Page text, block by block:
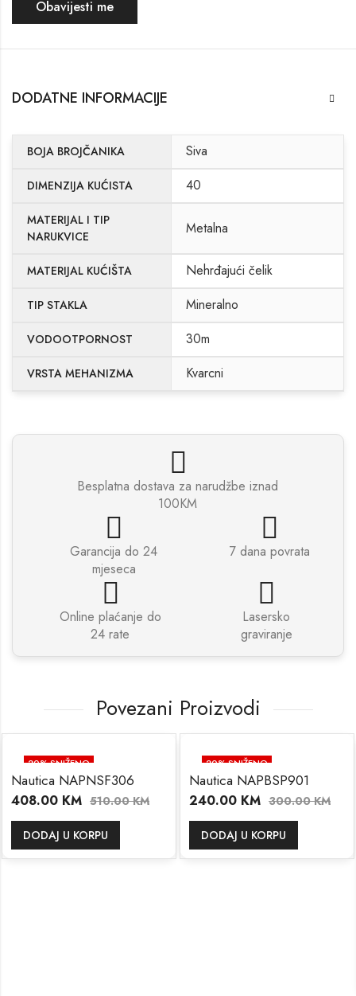
Obavijesti me
DODATNE INFORMACIJE
BOJA BROJČANIKA Siva
DIMENZIJA KUĆISTA 40
MATERIJAL I TIP
NARUKVICE
Metalna
MATERIJAL KUĆIŠTA Nehrđajući čelik
TIP STAKLA Mineralno
VODOOTPORNOST 30m
VRSTA MEHANIZMA Kvarcni
Besplatna dostava za narudžbe iznad
100KM
Garancija do 24
mjeseca
7 dana povrata
Online plaćanje do
24 rate
Lasersko
graviranje
Povezani Proizvodi
20% SNIŽENO
Nautica NAPNSF306
408.00 KM 510.00KM
DODAJ U KORPU
20% SNIŽENO
Nautica NAPBSP901
240.00 KM 300.00KM
DODAJ U KORPU